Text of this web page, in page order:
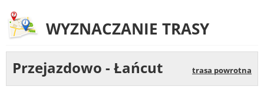
WYZNACZANIE TRASY
Przejazdowo - Łańcut trasa powrotna